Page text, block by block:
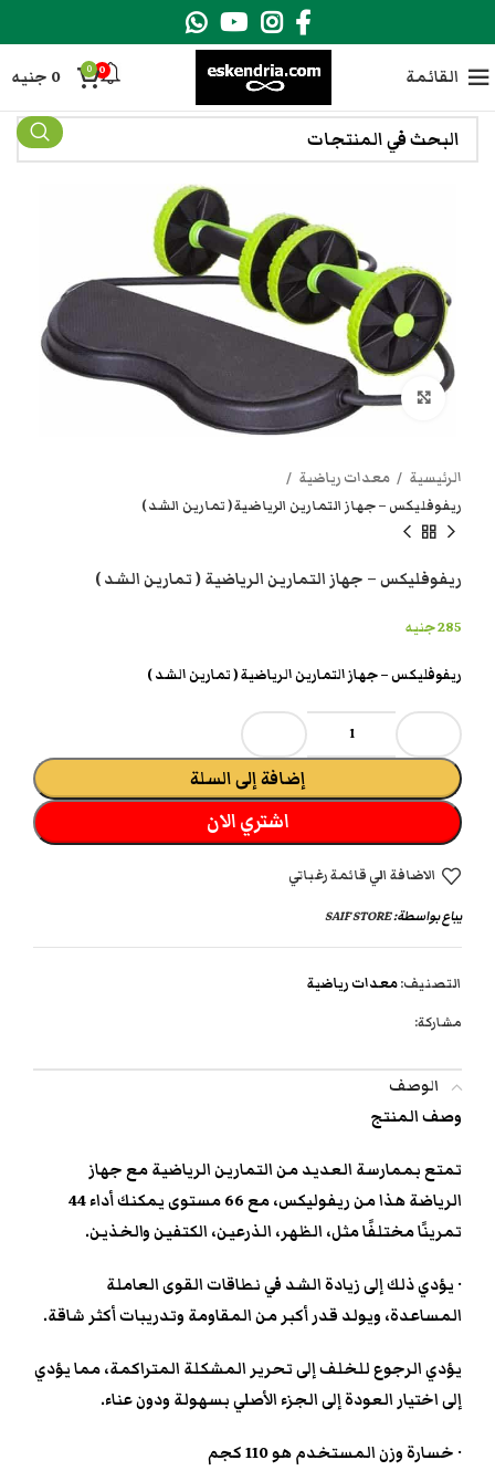
القائمة 0
0
0 جنيه
انقر هنا لتكبير الصورة
الرئيسية
معدات رياضية
ريفوفليكس – جهاز التمارين الرياضية ( تمارين الشد )
ريفوفليكس – جهاز التمارين الرياضية ( تمارين الشد )
285جنيه
ريفوفليكس – جهاز التمارين الرياضية ( تمارين الشد )
إضافة إلى السلة
اشتري الان
الاضافة الي قائمة رغباتي
يباع بواسطة:SAIF STORE
التصنيف:معدات رياضية
مشاركة:
الوصف
وصف المنتج
تمتع بممارسة العديد من التمارين الرياضية مع جهاز
الرياضة هذا من ريفوليكس، مع 66 مستوى يمكنك أداء 44
تمرينًا مختلفًا مثل، الظهر، الذرعين، الكتفين والخذين.
· يؤدي ذلك إلى زيادة الشد في نطاقات القوى العاملة
المساعدة، ويولد قدر أكبر من المقاومة وتدريبات أكثر شاقة.
يؤدي الرجوع للخلف إلى تحرير المشكلة المتراكمة، مما يؤدي
إلى اختيار العودة إلى الجزء الأصلي بسهولة ودون عناء.
· خسارة وزن المستخدم هو 110 كجم